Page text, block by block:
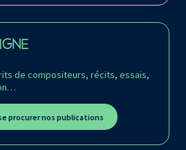
de compositeurs, récits, essais,
procurer nos publications